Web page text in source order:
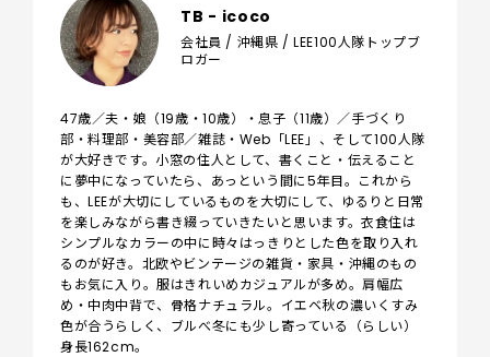
TB - icoco
会社員 / 沖縄県 / LEE100人隊トップブ
ロガー
47歳／夫・娘（19歳・10歳）・息子（11歳）／手づくり
部・料理部・美容部／雑誌・Web「LEE」、そして100人隊
が大好きです。小窓の住人として、書くこと・伝えること
に夢中になっていたら、あっという間に5年目。これから
も、LEEが大切にしているものを大切にして、ゆるりと日常
を楽しみながら書き綴っていきたいと思います。衣食住は
シンプルなカラーの中に時々はっきりとした色を取り入れ
るのが好き。北欧やビンテージの雑貨・家具・沖縄のもの
もお気に入り。服はきれいめカジュアルが多め。肩幅広
め・中肉中背で、骨格ナチュラル。イエベ秋の濃いくすみ
色が合うらしく、ブルべ冬にも少し寄っている（らしい）
身長162cm。